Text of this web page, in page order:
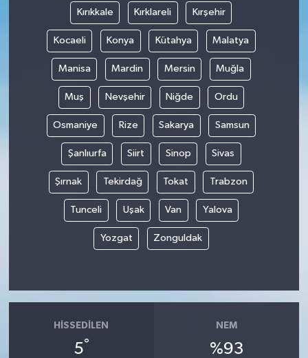
Kırıkkale Kırklareli Kırşehir
Kocaeli Konya Kütahya Malatya
Manisa Mardin Mersin Muğla
Muş Nevşehir Niğde Ordu
Osmaniye Rize Sakarya Samsun
Şanlıurfa Siirt Sinop Sivas
Şırnak Tekirdağ Tokat Trabzon
Tunceli Uşak Van Yalova
Yozgat Zonguldak
HISSEDILEN
5°
NEM
%93